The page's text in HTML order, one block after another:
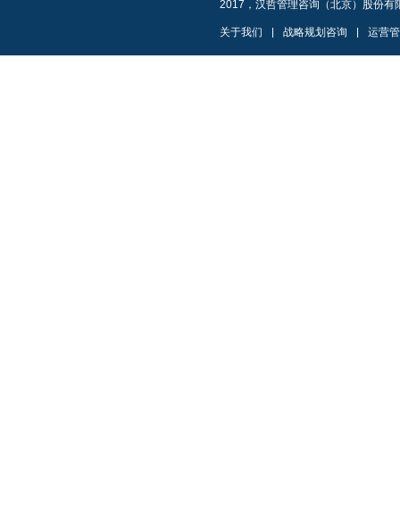
2017，汉哲管理咨询（北京）股份有
关于我们 战略规划咨询 运营